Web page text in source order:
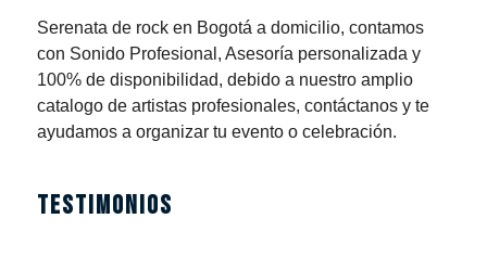
Serenata de rock en Bogotá a domicilio, contamos
con Sonido Profesional, Asesoría personalizada y
100% de disponibilidad, debido a nuestro amplio
catalogo de artistas profesionales, contáctanos y te
ayudamos a organizar tu evento o celebración.
TESTIMONIOS